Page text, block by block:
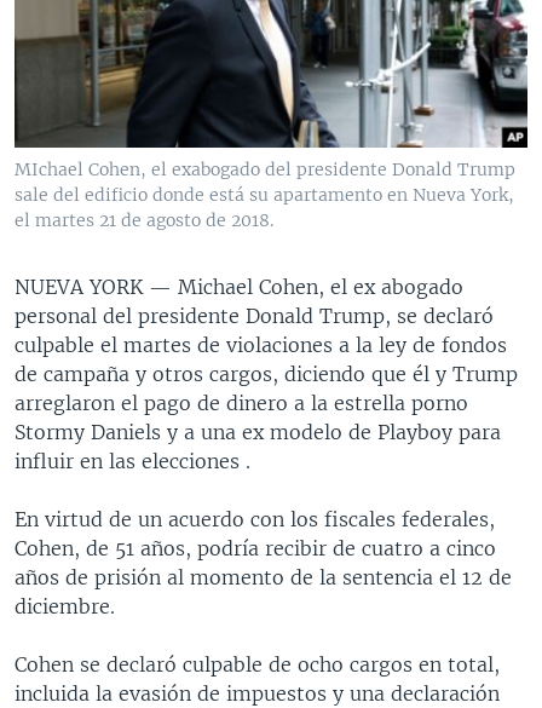
VENEZUELA
BRASIL
NICARAGUA
ECONOMÍA
ENTRETENIMIENTO Y CULTURA
TECNOLOGÍA
DEPORTES
CIENCIA Y SALUD
MULTIMEDIA
VIDEOS
FOTOGRAFÍA
AUDIOS
PROGRAMAS TV
EL MUNDO AL DÍA
FORO INTERAMERICANO
VISIÓN 360
PANORAMA
AVANCE INFORMATIVO
AUDIONOTICIAS
ESTADOS UNIDOS AL DÍA
EL MUNDO AL DÍA [RADIO]
FORO [RADIO]
DEPORTIVO INTERNACIONAL
NOTA ECONÓMICA
DIRECT
DOCUMENTALES DE LA VOA
SÍGANOS
Idiomas
MIchael Cohen, el exabogado del presidente Donald Trump
sale del edificio donde está su apartamento en Nueva York,
el martes 21 de agosto de 2018.
NUEVA YORK — Michael Cohen, el ex abogado
personal del presidente Donald Trump, se declaró
culpable el martes de violaciones a la ley de fondos
de campaña y otros cargos, diciendo que él y Trump
arreglaron el pago de dinero a la estrella porno
Stormy Daniels y a una ex modelo de Playboy para
influir en las elecciones .
En virtud de un acuerdo con los fiscales federales,
Cohen, de 51 años, podría recibir de cuatro a cinco
años de prisión al momento de la sentencia el 12 de
diciembre.
Cohen se declaró culpable de ocho cargos en total,
incluida la evasión de impuestos y una declaración